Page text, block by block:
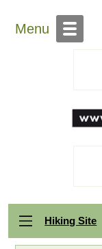
Menu
Hiking Site